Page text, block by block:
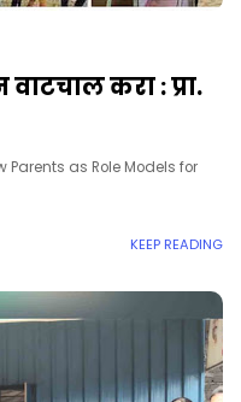
करा : प्रा.
Parents as Role Models for
KEEP READING